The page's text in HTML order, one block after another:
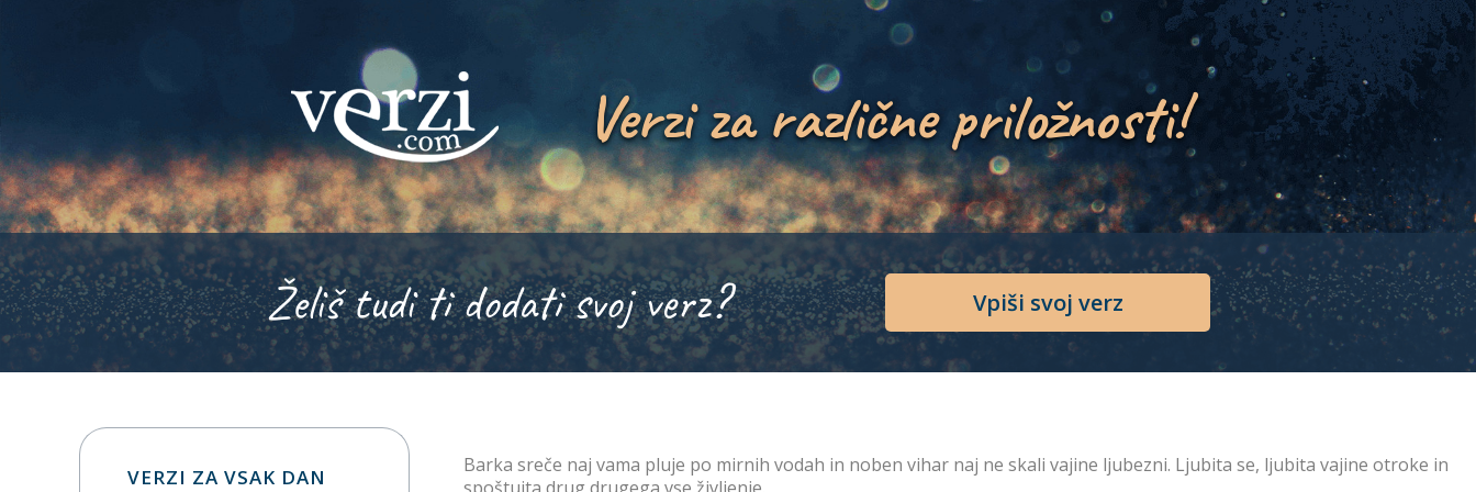
Verzi za različne priložnosti!
Želiš tudi ti dodati svoj verz? Vpiši svoj verz
Barka sreče naj vama pluje po mirnih vodah in noben vihar naj ne skali vajine ljubezni. Ljubita se, ljubita vajine otroke in
VERZI ZA VSAK DAN